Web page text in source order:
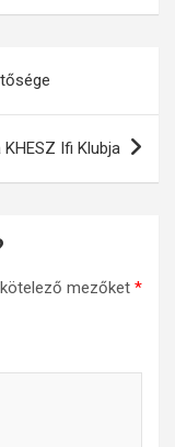
Ifi Klubja
mezőket *